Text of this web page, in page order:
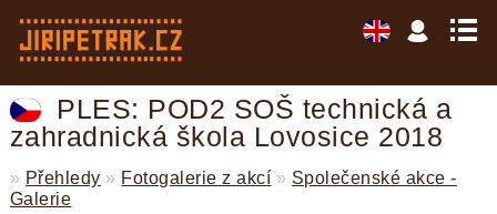
PLES: POD2 SOŠ technická a
zahradnická škola Lovosice 2018
» Přehledy » Fotogalerie z akcí » Společenské akce -
Galerie